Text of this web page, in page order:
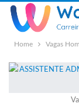
Home Vagas